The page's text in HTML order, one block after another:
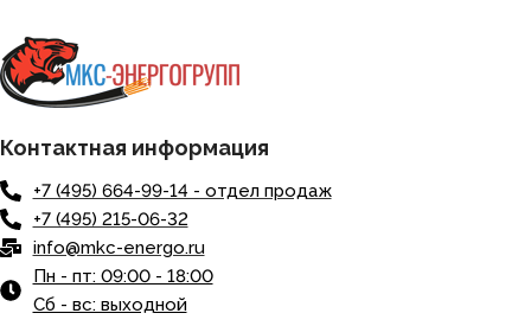
Контактная информация
+7 (495) 664-99-14 - отдел продаж
+7 (495) 215-06-32
info@mkc-energo.ru
Пн - пт: 09:00 - 18:00
Сб - вс: выходной